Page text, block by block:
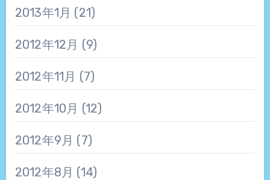
2013年1月 (21)
2012年12月 (9)
2012年11月 (7)
2012年10月 (12)
2012年9月 (7)
2012年8月 (14)